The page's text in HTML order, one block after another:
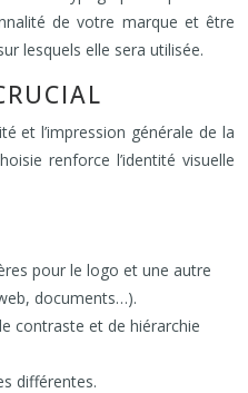
de votre marque et être
lesquels elle sera utilisée.
et l’impression générale de la
renforce l’identité visuelle
pour le logo et une autre
documents…).
contraste et de hiérarchie
différentes.